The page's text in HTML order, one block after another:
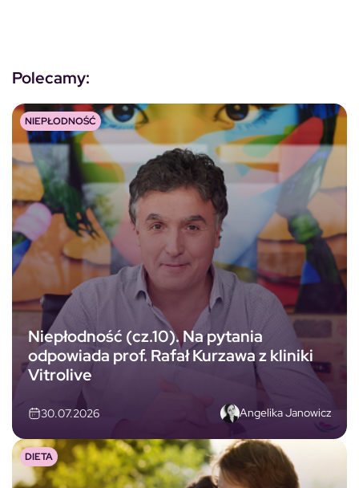
Polecamy:
Niepłodność (cz.10). Na pytania
odpowiada prof. Rafał Kurzawa z kliniki
Vitrolive
30.07.2026 Angelika Janowicz
NIEPŁODNOŚĆ
DIETA